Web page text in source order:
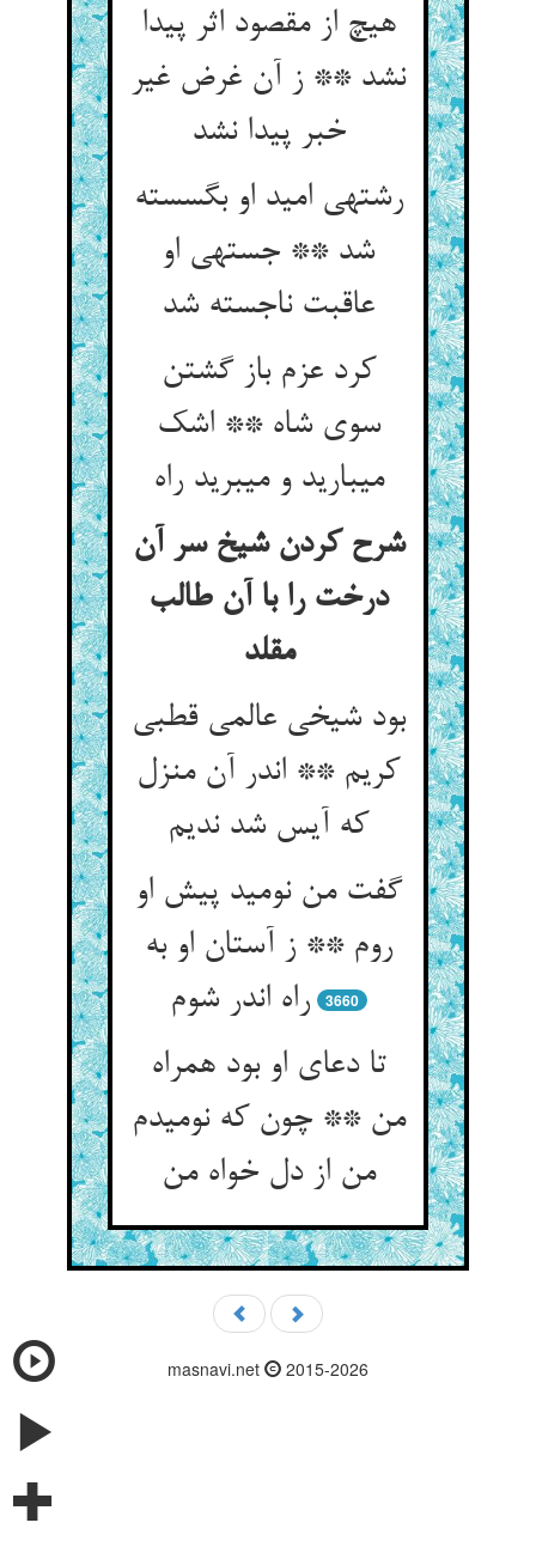
هیچ از مقصود اثر پیدا
نشد ** ز آن غرض غیر
خبر پیدا نشد
رشته‏ی امید او بگسسته
شد ** جسته‏ی او
عاقبت ناجسته شد
کرد عزم باز گشتن
سوی شاه ** اشک
می‏بارید و می‏برید راه‏
شرح کردن شیخ سر آن
درخت را با آن طالب
مقلد
بود شیخی عالمی قطبی
کریم ** اندر آن منزل
که آیس شد ندیم‏
گفت من نومید پیش او
روم ** ز آستان او به
راه اندر شوم‏
3660
تا دعای او بود همراه
من ** چون که نومیدم
من از دل خواه من‏
masnavi.net 2015-2026